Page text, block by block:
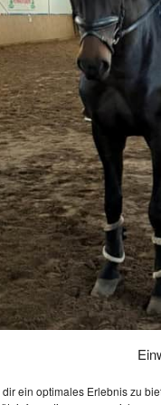
dir ein optimales Erlebnis zu